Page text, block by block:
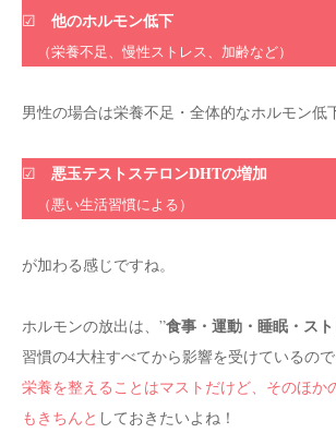
☑ 他のホルモン低下
（栄養不足、慢性ストレス、加齢など）
男性の場合は栄養不足・全体的なホルモン低
☑ 悪玉テストステロンDHTの増加
（悪い生活習慣による）
が加わる感じですね。
ホルモンの放出は、”食事・運動・睡眠・ス
習慣の4大柱すべてから影響を受けているので
栄養を整えることはマストだけど、そのほか
もきちんと しておきたいよね！